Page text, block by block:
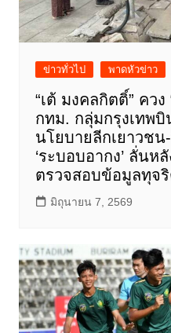
ข่าวทั่วไป พาดหัวข่าว
“เต้ มงคลกิตติ์” คว
กทม. กลุ่มกรุงเทพ
นโยบายลีกเยาวช
‘ระบอบอากง’ ลั่นห
ตรวจสอบข้อมูลทุจ
มิถุนายน 7, 2569